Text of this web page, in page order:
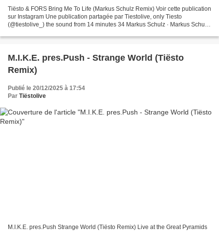
Tiësto & FORS Bring Me To Life (Markus Schulz Remix) Voir cette publication
sur Instagram Une publication partagée par Tiestolive, only Tiesto
(@tiestolive_) the sound from 14 minutes 34 Markus Schulz · Markus Schulz
M.I.K.E. pres.Push - Strange World (Tiësto
Remix)
Publié le 20/12/2025 à 17:54
Par Tiëstolive
M.I.K.E. pres.Push Strange World (Tiësto Remix) Live at the Great Pyramids